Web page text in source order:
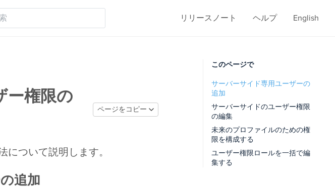
リリースノート ヘルプ English
ー権限の
ページをコピー
について説明します。
追加
このページで
サーバーサイド専用ユーザーの
追加
サーバーサイドのユーザー権限
の編集
未来のプロファイルのための権
限を構成する
ユーザー権限ロールを一括で編
集する